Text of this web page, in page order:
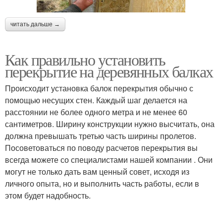
читать дальше →
Как правильно установить
перекрытие на деревянных балках
Происходит установка балок перекрытия обычно с
помощью несущих стен. Каждый шаг делается на
расстоянии не более одного метра и не менее 60
сантиметров. Ширину конструкции нужно высчитать, она
должна превышать третью часть ширины пролетов.
Посоветоваться по поводу расчетов перекрытия вы
всегда можете со специалистами нашей компании . Они
могут не только дать вам ценный совет, исходя из
личного опыта, но и выполнить часть работы, если в
этом будет надобность.